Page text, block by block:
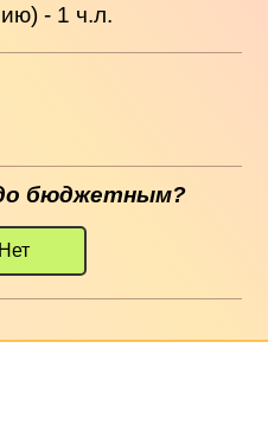
- 1 ч.л.
бюджетным?
Нет